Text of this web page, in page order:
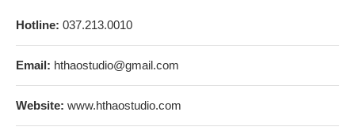
Hotline: 037.213.0010
Email: hthaostudio@gmail.com
Website: www.hthaostudio.com